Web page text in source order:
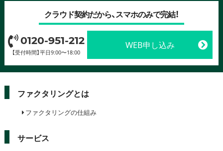
クラウド契約だから、スマホのみで完結！
0120-951-212
【受付時間】平日9:00〜18:00
WEB申し込み
ファクタリングとは
ファクタリングの仕組み
サービス